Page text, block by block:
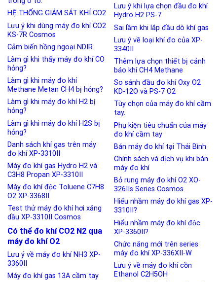
HỆ THỐNG GIÁM SÁT KHÍ CO2
Lưu ý khi dùng máy đo khí CO2
KS-7R Cosmos
Cảm biến hồng ngoại NDIR
Làm gì khi thấy máy đo khí CO
hỏng?
Làm gì khi máy đo khí
Methane Metan CH4 bị hỏng?
Làm gì khi máy đo khí H2 bị
hỏng?
Làm gì khi máy đo khí H2S bị
hỏng?
Danh sách khí gas trên máy
đo khí XP-3310II
Máy đo khí gas Hydro H2 và
C3H8 Propan XP-3310II
Máy đo khí độc Toluene C7H8
O2 XP-3368II
Test thử máy đo khí hơi xăng
dầu XP-3310II Cosmos
Có thể đo khí CO2 N2 qua
máy đo khí O2
Lưu ý về máy đo khí NH3 XP-
3360II
Máy đo khí gas 13A cầm tay
Lưu ý khi lựa chọn đầu đo khí
Hydro H2 PS-7
Sai lầm khi lắp đầu dò khí gas
Lưu ý về loại khí đo của XP-
3340II
Thêm lựa chọn thiết bị cảnh
báo khí CH4 Methane
So sánh đầu đo khí Oxy O2
KD-12O và PS-7 O2
Tùy chọn của máy đo khí cầm
tay.
Phụ kiện tiêu chuẩn của máy
đo khí cầm tay
Bán máy đo khí tại Thái Bình
Chính sách và dịch vụ khi bán
máy đo khí
Bỏ rung máy đo khí O2 XO-
326IIs Series Cosmos
Hiểu nhầm máy đo khí gas XP-
3310II?
Hiểu nhầm máy đo khí độc
XP-3360II?
Chức năng mới trên series
máy đo khí XP-336XII-W
Lưu ý về máy đo khí cồn
Ethanol C2H5OH